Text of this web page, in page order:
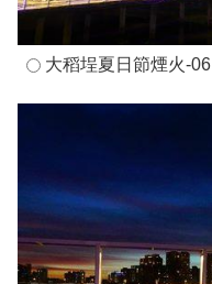
大稻埕夏日節煙火-06